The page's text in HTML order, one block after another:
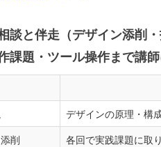
と伴走（デザイン添削・
題・ツール操作まで講師
デザインの原理・構
削
各回で実践課題に取